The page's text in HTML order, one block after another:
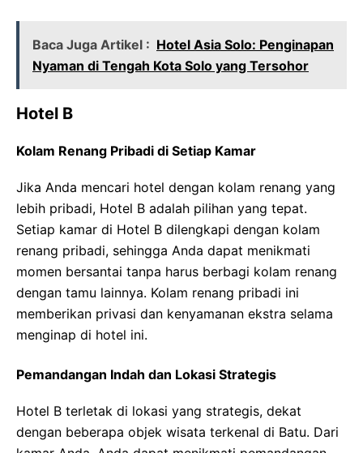
Baca Juga Artikel : Hotel Asia Solo: Penginapan
Nyaman di Tengah Kota Solo yang Tersohor
Hotel B
Kolam Renang Pribadi di Setiap Kamar
Jika Anda mencari hotel dengan kolam renang yang
lebih pribadi, Hotel B adalah pilihan yang tepat.
Setiap kamar di Hotel B dilengkapi dengan kolam
renang pribadi, sehingga Anda dapat menikmati
momen bersantai tanpa harus berbagi kolam renang
dengan tamu lainnya. Kolam renang pribadi ini
memberikan privasi dan kenyamanan ekstra selama
menginap di hotel ini.
Pemandangan Indah dan Lokasi Strategis
Hotel B terletak di lokasi yang strategis, dekat
dengan beberapa objek wisata terkenal di Batu. Dari